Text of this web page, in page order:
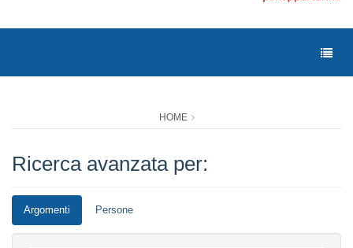
HOME
Ricerca avanzata per:
Argomenti Persone